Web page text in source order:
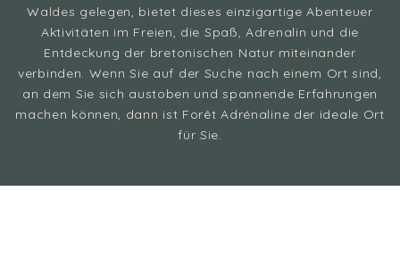
Waldes gelegen, bietet dieses einzigartige Abenteuer
Aktivitäten im Freien, die Spaß, Adrenalin und die
Entdeckung der bretonischen Natur miteinander
verbinden. Wenn Sie auf der Suche nach einem Ort sind,
an dem Sie sich austoben und spannende Erfahrungen
machen können, dann ist Forêt Adrénaline der ideale Ort
für Sie.